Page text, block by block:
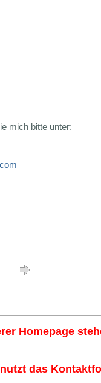
mich bitte unter:
Homepage
das